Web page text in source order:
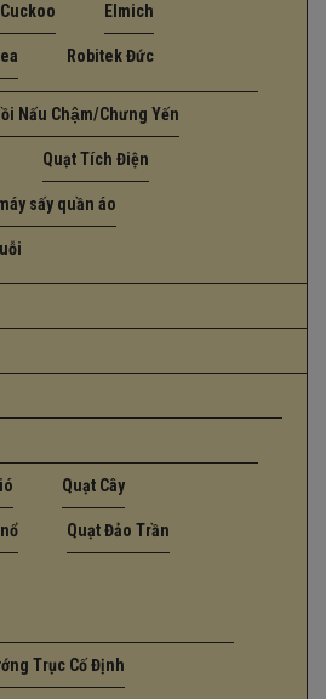
Cuckoo Elmich
Robitek Đức
Nấu Chậm/Chưng Yến
Quạt Tích Điện
sấy quần áo
Quạt Cây
Quạt Đảo Trần
Trục Cố Định